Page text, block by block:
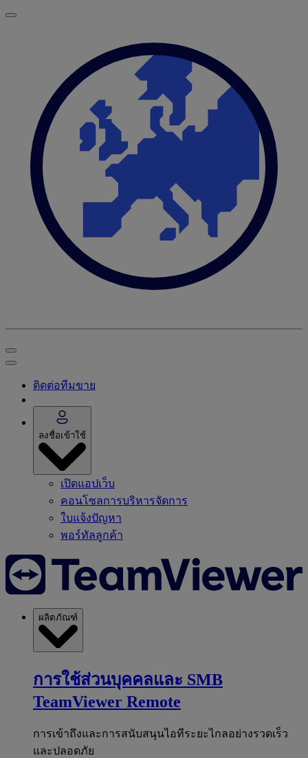
ติดต่อทีมขาย
ลงชื่อเข้าใช้
เปิดแอปเว็บ
คอนโซลการบริหารจัดการ
ใบแจ้งปัญหา
พอร์ทัลลูกค้า
ผลิตภัณฑ์
การใช้ส่วนบุคคลและ SMB
TeamViewer Remote
การเข้าถึงและการสนับสนุนไอทีระยะไกลอย่างรวดเร็ว
และปลอดภัย